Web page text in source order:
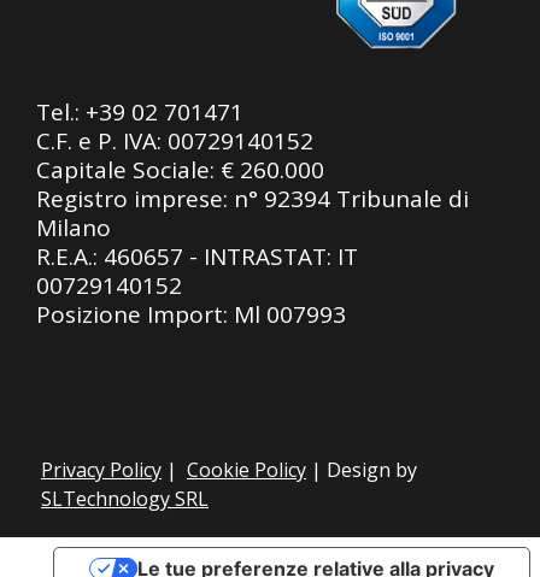
Tel.: +39 02 701471
C.F. e P. IVA: 00729140152
Capitale Sociale: € 260.000
Registro imprese: n° 92394 Tribunale di
Milano
R.E.A.: 460657 - INTRASTAT: IT
00729140152
Posizione Import: Ml 007993
Privacy Policy | Cookie Policy | Design by
SLTechnology SRL
Le tue preferenze relative alla privacy